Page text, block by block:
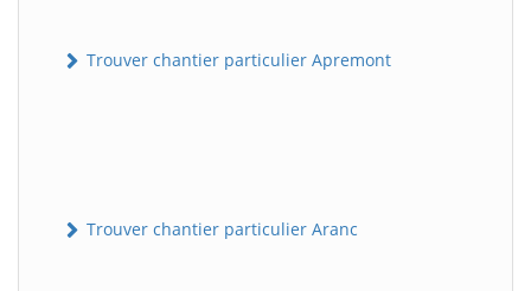
Trouver chantier particulier Apremont
Trouver chantier particulier Aranc